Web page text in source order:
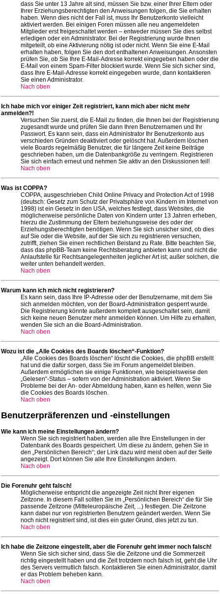
dass Sie unter 13 Jahre alt sind, müssen Sie bzw. einer Ihrer Eltern oder
Ihrer Erziehungsberechtigten den Anweisungen folgen, die Sie erhalten
haben. Wenn dies nicht der Fall ist, muss Ihr Benutzerkonto vielleicht
aktiviert werden. Bei einigen Foren müssen alle neu angemeldeten
Mitglieder erst freigeschaltet werden – entweder müssen Sie dies selbst
erledigen oder ein Administrator. Bei der Registrierung wurde Ihnen
mitgeteilt, ob eine Aktivierung nötig ist oder nicht. Wenn Sie eine E-Mail
erhalten haben, folgen Sie den dort enthaltenen Anweisungen. Ansonsten
prüfen Sie, ob Sie Ihre E-Mail-Adresse korrekt eingegeben haben oder die
E-Mail von einem Spam-Filter blockiert wurde. Wenn Sie sich sicher sind,
dass Ihre E-Mail-Adresse korrekt eingegeben wurde, dann kontaktieren
Sie einen Administrator.
Nach oben
Ich habe mich vor einiger Zeit registriert, kann mich aber nicht mehr
anmelden?!
Versuchen Sie zuerst, die E-Mail zu finden, die Ihnen bei der Registrierung
zugesandt wurde und prüfen Sie dann Ihren Benutzernamen und Ihr
Passwort. Es kann sein, dass ein Administrator Ihr Benutzerkonto aus
verschieden Gründen deaktiviert oder gelöscht hat. Außerdem löschen
viele Boards regelmäßig Benutzer, die für längere Zeit keine Beiträge
geschrieben haben, um die Datenbankgröße zu verringern. Registrieren
Sie sich einfach erneut und nehmen Sie aktiv an den Diskussionen teil!
Nach oben
Was ist COPPA?
COPPA, ausgeschrieben Child Online Privacy and Protection Act of 1998
(deutsch: Gesetz zum Schutz der Privatsphäre von Kindern im Internet von
1998) ist ein Gesetz in den USA, welches festlegt, dass Websites, die
möglicherweise persönliche Daten von Kindern unter 13 Jahren erheben,
hierzu die Zustimmung der Eltern beziehungsweise des oder der
Erziehungsberechtigten benötigen. Wenn Sie sich unsicher sind, ob dies
auf Sie oder die Website, auf der Sie sich zu registrieren versuchen,
zutrifft, ziehen Sie einen rechtlichen Beistand zu Rate. Bitte beachten Sie,
dass das phpBB-Team keine Rechtsberatung anbieten kann und nicht die
Anlaufstelle für Rechtsangelegenheiten jeglicher Art ist; außer solchen, die
weiter unten behandelt werden.
Nach oben
Warum kann ich mich nicht registrieren?
Es kann sein, dass Ihre IP-Adresse oder der Benutzername, mit dem Sie
sich anmelden möchten, von der Board-Administration gesperrt wurde.
Die Registrierung könnte außerdem komplett ausgeschaltet sein, damit
sich keine neuen Benutzer mehr anmelden können. Um Hilfe zu erhalten,
wenden Sie sich an die Board-Administration.
Nach oben
Wozu ist die „Alle Cookies des Boards löschen“-Funktion?
„Alle Cookies des Boards löschen“ löscht die Cookies, die phpBB erstellt
hat und die dafür sorgen, dass Sie im Forum angemeldet bleiben.
Außerdem ermöglichen sie einige Funktionen, wie beispielsweise den
„Gelesen“-Status – sofern von der Administration aktiviert. Wenn Sie
Probleme bei der An- oder Abmeldung haben, kann es helfen, wenn Sie
die Cookies des Boards löschen.
Nach oben
Benutzerpräferenzen und -einstellungen
Wie kann ich meine Einstellungen ändern?
Wenn Sie sich registriert haben, werden alle Ihre Einstellungen in der
Datenbank des Boards gespeichert. Um diese zu ändern, gehen Sie in
den „Persönlichen Bereich“; der Link dazu wird meist oben auf der Seite
angezeigt. Dort können Sie alle Ihre Einstellungen ändern.
Nach oben
Die Forenuhr geht falsch!
Möglicherweise entspricht die angezeigte Zeit nicht Ihrer eigenen
Zeitzone. In diesem Fall sollten Sie im „Persönlichen Bereich“ die für Sie
passende Zeitzone (Mitteleuropäische Zeit, ...) festlegen. Die Zeitzone
kann dabei nur von registrierten Benutzern geändert werden. Wenn Sie
noch nicht registriert sind, ist dies ein guter Grund, dies jetzt zu tun.
Nach oben
Ich habe die Zeitzone eingestellt, aber die Forenuhr geht immer noch falsch!
Wenn Sie sich sicher sind, dass Sie die Zeitzone und die Sommerzeit
richtig eingestellt haben und die Zeit trotzdem noch falsch ist, geht die Uhr
des Servers vermutlich falsch. Kontaktieren Sie einen Administrator, damit
er das Problem beheben kann.
Nach oben